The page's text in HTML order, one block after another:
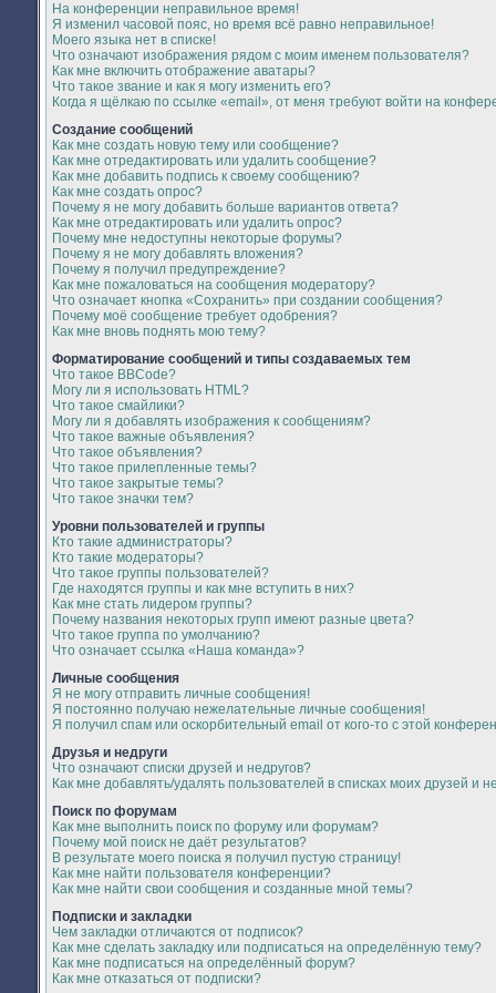
На конференции неправильное время!
Я изменил часовой пояс, но время всё равно неправильное!
Моего языка нет в списке!
Что означают изображения рядом с моим именем пользователя?
Как мне включить отображение аватары?
Что такое звание и как я могу изменить его?
Когда я щёлкаю по ссылке «email», от меня требуют войти на
Создание сообщений
Как мне создать новую тему или сообщение?
Как мне отредактировать или удалить сообщение?
Как мне добавить подпись к своему сообщению?
Как мне создать опрос?
Почему я не могу добавить больше вариантов ответа?
Как мне отредактировать или удалить опрос?
Почему мне недоступны некоторые форумы?
Почему я не могу добавлять вложения?
Почему я получил предупреждение?
Как мне пожаловаться на сообщения модератору?
Что означает кнопка «Сохранить» при создании сообщения?
Почему моё сообщение требует одобрения?
Как мне вновь поднять мою тему?
Форматирование сообщений и типы создаваемых тем
Что такое BBCode?
Могу ли я использовать HTML?
Что такое смайлики?
Могу ли я добавлять изображения к сообщениям?
Что такое важные объявления?
Что такое объявления?
Что такое прилепленные темы?
Что такое закрытые темы?
Что такое значки тем?
Уровни пользователей и группы
Кто такие администраторы?
Кто такие модераторы?
Что такое группы пользователей?
Где находятся группы и как мне вступить в них?
Как мне стать лидером группы?
Почему названия некоторых групп имеют разные цвета?
Что такое группа по умолчанию?
Что означает ссылка «Наша команда»?
Личные сообщения
Я не могу отправить личные сообщения!
Я постоянно получаю нежелательные личные сообщения!
Я получил спам или оскорбительный email от кого-то с этой
Друзья и недруги
Что означают списки друзей и недругов?
Как мне добавлять/удалять пользователей в списках моих друзей и
Поиск по форумам
Как мне выполнить поиск по форуму или форумам?
Почему мой поиск не даёт результатов?
В результате моего поиска я получил пустую страницу!
Как мне найти пользователя конференции?
Как мне найти свои сообщения и созданные мной темы?
Подписки и закладки
Чем закладки отличаются от подписок?
Как мне сделать закладку или подписаться на определённую тему?
Как мне подписаться на определённый форум?
Как мне отказаться от подписки?